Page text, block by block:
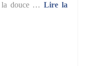
la douce … Lire la